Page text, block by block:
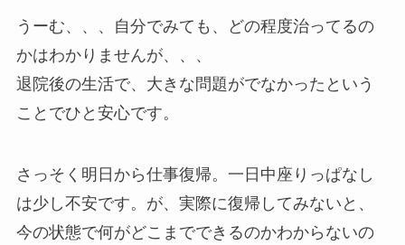
うーむ、、、自分でみても、どの程度治ってるの
かはわかりませんが、、、
退院後の生活で、大きな問題がでなかったという
ことでひと安心です。
さっそく明日から仕事復帰。一日中座りっぱなし
は少し不安です。が、実際に復帰してみないと、
今の状態で何がどこまでできるのかわからないの